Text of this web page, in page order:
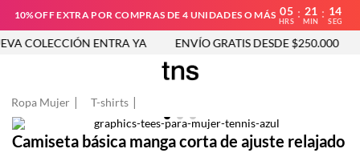
10%OFF EXTRA POR COMPRAS DE 4 UNIDADES O MÁS 05
HRS
: 21
MIN
: 14
SEG
COLECCIÓN ENTRA YA ENVÍO GRATIS DESDE $250.000
Ropa Mujer T-shirts
Camiseta básica manga corta de ajuste relajado